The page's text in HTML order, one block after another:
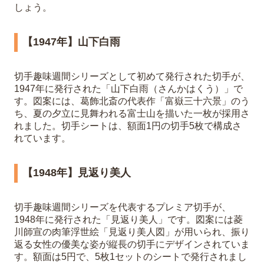
しょう。
【1947年】山下白雨
切手趣味週間シリーズとして初めて発行された切手が、
1947年に発行された「山下白雨（さんかはくう）」で
す。図案には、葛飾北斎の代表作「富嶽三十六景」のう
ち、夏の夕立に見舞われる富士山を描いた一枚が採用さ
れました。切手シートは、額面1円の切手5枚で構成さ
れています。
【1948年】見返り美人
切手趣味週間シリーズを代表するプレミア切手が、
1948年に発行された「見返り美人」です。図案には菱
川師宣の肉筆浮世絵「見返り美人図」が用いられ、振り
返る女性の優美な姿が縦長の切手にデザインされていま
す。額面は5円で、5枚1セットのシートで発行されまし